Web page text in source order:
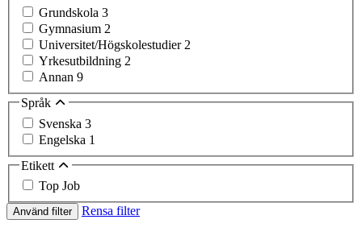
Grundskola 3
Gymnasium 2
Universitet/Högskolestudier 2
Yrkesutbildning 2
Annan 9
Språk
Svenska 3
Engelska 1
Etikett
Top Job
Använd filter Rensa filter